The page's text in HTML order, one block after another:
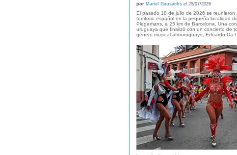
por Manel Gausachsel 25/07/2026
El pasado 18 de julio de 2026 se reunieron
territorio español en la pequeña localidad
Plegamans, a 25 km de Barcelona. Una
uruguaya que finalizó con un concierto de
género musical afrouruguayo, Eduardo Da